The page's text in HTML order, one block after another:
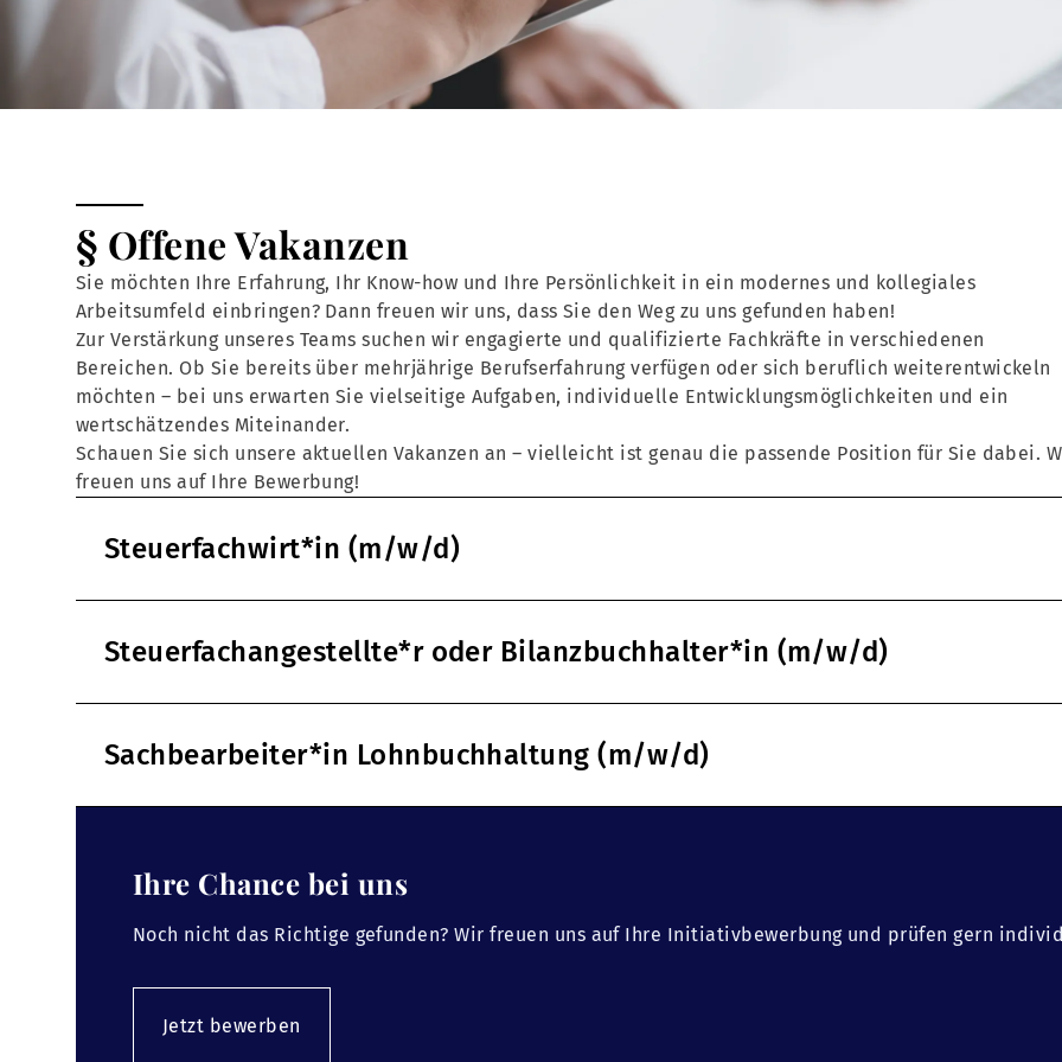
§ Offene Vakanzen
Sie möchten Ihre Erfahrung, Ihr Know-how und Ihre Persönlichkeit in ein modernes und kollegiales
Arbeitsumfeld einbringen? Dann freuen wir uns, dass Sie den Weg zu uns gefunden haben!
Zur Verstärkung unseres Teams suchen wir engagierte und qualifizierte Fachkräfte in verschiedenen
Bereichen. Ob Sie bereits über mehrjährige Berufserfahrung verfügen oder sich beruflich weiterentwickeln
möchten – bei uns erwarten Sie vielseitige Aufgaben, individuelle Entwicklungsmöglichkeiten und ein
wertschätzendes Miteinander.
Schauen Sie sich unsere aktuellen Vakanzen an – vielleicht ist genau die passende Position für Sie dabei.
freuen uns auf Ihre Bewerbung!
Steuerfachwirt*in (m/w/d)
Steuerfachangestellte*r oder Bilanzbuchhalter*in (m/w/d)
Sachbearbeiter*in Lohnbuchhaltung (m/w/d)
Ihre Chance bei uns
Noch nicht das Richtige gefunden? Wir freuen uns auf Ihre Initiativbewerbung und prüfen gern
Jetzt bewerben